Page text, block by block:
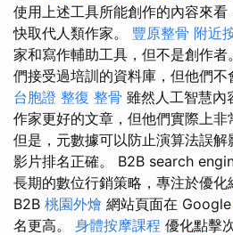
使用上述工具所能創作的內容來
快取代人類作家。 豐原整骨 附近
家和寫作輔助工具，但不是創作者
們接受過培訓的資料庫，但他們不
台胞證 整復 整骨 雖然人工智慧內
作家更好的文章，但他們實際上非
但是，元數據可以防止演算法誤
影片排名正確。 B2B search
長期的數位行銷策略，專注於優化
B2B 桃園外燴 網站頁面在 Google
名更高。 身體按摩課程 優化點擊